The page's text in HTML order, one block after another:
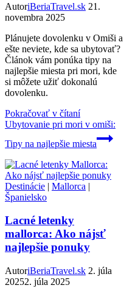
AutoriBeriaTravel.sk 21.
novembra 2025
Plánujete dovolenku v Omiši a
ešte neviete, kde sa ubytovať?
Článok vám ponúka tipy na
najlepšie miesta pri mori, kde
si môžete užiť dokonalú
dovolenku.
Pokračovať v čítaní
Ubytovanie pri mori v omiši:
Tipy na najlepšie miesta
Destinácie | Mallorca |
Španielsko
Lacné letenky
mallorca: Ako nájsť
najlepšie ponuky
AutoriBeriaTravel.sk 2. júla
20252. júla 2025